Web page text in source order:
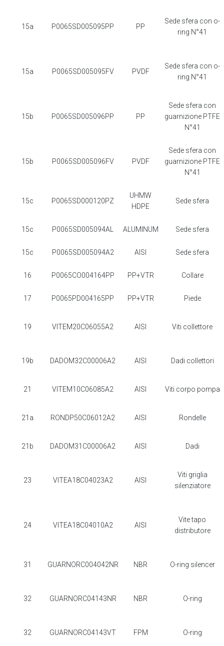
15a P0065SD005095PP PP
Sede sfera con o-
ring N°41
15a P0065SD005095FV PVDF
Sede sfera con o-
ring N°41
15b P0065SD005096PP PP
Sede sfera con
guarnizione PTFE
N°41
15b P0065SD005096FV PVDF
Sede sfera con
guarnizione PTFE
N°41
15c P0065SD000120PZ
UHMW
HDPE
Sede sfera
15c P0065SD005094AL ALUMINUM Sede sfera
15c P0065SD005094A2 AISI Sede sfera
16 P0065CO004164PP PP+VTR Collare
17 P0065PD004165PP PP+VTR Piede
19 VITEM20C06055A2 AISI Viti collettore
19b DADOM32C00006A2 AISI Dadi collettori
21 VITEM10C06085A2 AISI Viti corpo pompa
21a RONDP50C06012A2 AISI Rondelle
21b DADOM31C00006A2 AISI Dadi
23 VITEA18C04023A2 AISI
Viti griglia
silenziatore
24 VITEA18C04010A2 AISI
Vite tapo
distributore
31 GUARNORC004042NR NBR O-ring silencer
32 GUARNORC04143NR NBR O-ring
32 GUARNORC04143VT FPM O-ring